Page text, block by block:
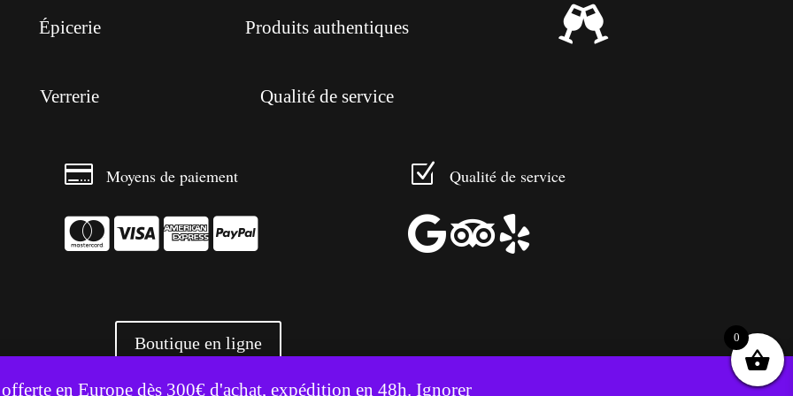
en Europe dès 300€ d'achat, expédition en 48h. Ignorer
Épicerie
Verrerie
Produits authentiques
Qualité de service

 Moyens de paiement
  
Z Qualité de service

Boutique en ligne
utilise des cookies pour améliorer votre expérience. Accepter Refuser
0